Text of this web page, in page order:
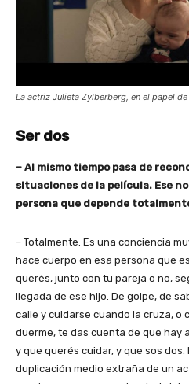
La actriz Julieta Zylberberg, en el papel de
Ser dos
– Al mismo tiempo pasa de
situaciones de la película. Ese
persona que depende
– Totalmente. Es una conciencia
hace cuerpo en esa persona que
querés, junto con tu pareja o no,
llegada de ese hijo. De golpe, de
calle y cuidarse cuando la cruza, o
duerme, te das cuenta de que hay
y que querés cuidar, y que sos
duplicación medio extraña de un